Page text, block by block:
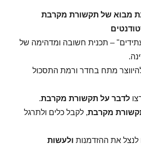
מבוא של תקשורת מקרבת
– תכנית חשובה ומדהימה של
מתח בחדר ורמת התסכול
לדבר על תקשורת מקרבת.
מקרבת, לקבל כלים ולתרגל
לנצל את ההזדמנות ולעשות